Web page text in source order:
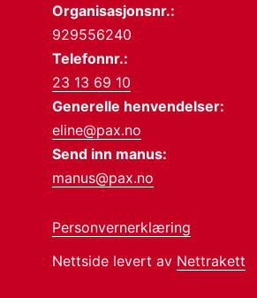
Organisasjonsnr.:
929556240
Telefonnr.:
23 13 69 10
Generelle henvendelser:
eline@pax.no
Send inn manus:
manus@pax.no
Personvernerklæring
Nettside levert av Nettrakett